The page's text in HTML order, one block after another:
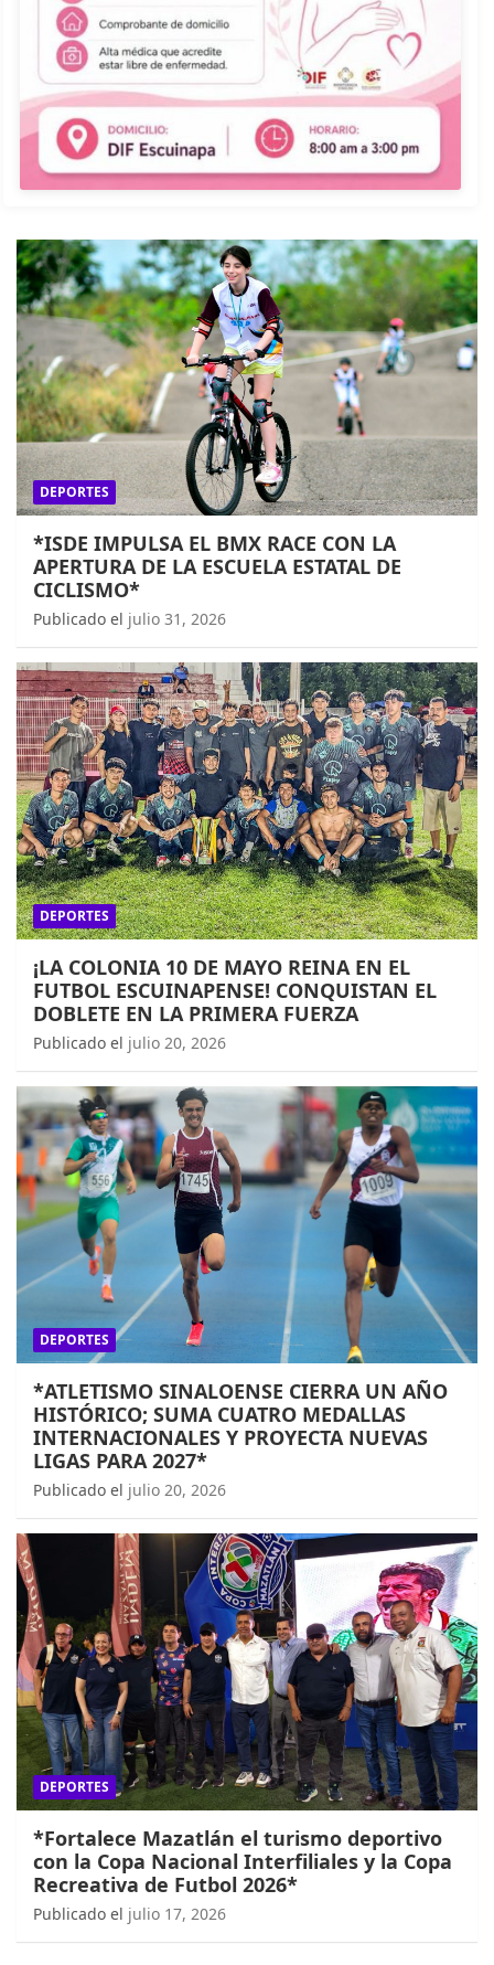
DEPORTES
*ISDE IMPULSA EL BMX RACE CON LA
APERTURA DE LA ESCUELA ESTATAL DE
CICLISMO*
Publicado el julio 31, 2026
DEPORTES
¡LA COLONIA 10 DE MAYO REINA EN EL
FUTBOL ESCUINAPENSE! CONQUISTAN EL
DOBLETE EN LA PRIMERA FUERZA
Publicado el julio 20, 2026
DEPORTES
*ATLETISMO SINALOENSE CIERRA UN AÑO
HISTÓRICO; SUMA CUATRO MEDALLAS
INTERNACIONALES Y PROYECTA NUEVAS
LIGAS PARA 2027*
Publicado el julio 20, 2026
DEPORTES
*Fortalece Mazatlán el turismo deportivo
con la Copa Nacional Interfiliales y la Copa
Recreativa de Futbol 2026*
Publicado el julio 17, 2026